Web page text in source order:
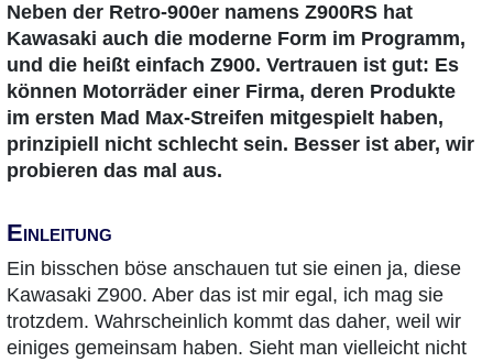
Neben der Retro-900er namens Z900RS hat
Kawasaki auch die moderne Form im Programm,
und die heißt einfach Z900. Vertrauen ist gut: Es
können Motorräder einer Firma, deren Produkte
im ersten Mad Max-Streifen mitgespielt haben,
prinzipiell nicht schlecht sein. Besser ist aber, wir
probieren das mal aus.
Einleitung
Ein bisschen böse anschauen tut sie einen ja, diese
Kawasaki Z900. Aber das ist mir egal, ich mag sie
trotzdem. Wahrscheinlich kommt das daher, weil wir
einiges gemeinsam haben. Sieht man vielleicht nicht